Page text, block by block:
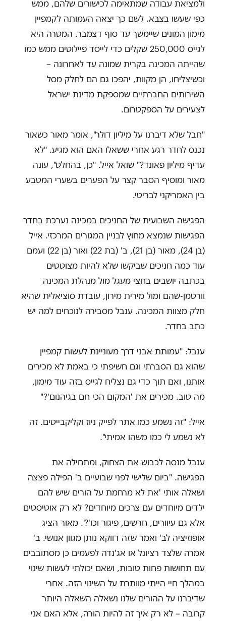
ולמציאת עבודה שמתאימה לכישורים שלהם, ממש
כפי שעשו בצבא. לשם כך יצאה העמותה לקמפיין
מימון המונים שיימשך עד סוף דצמבר. המטרה היא
לגייס 250,000 שקלים כדי לייסד פיילוטים ממש כמו
שהייתה המכינה בקרית שמונה עד לאחרונה –
וכשיצליחו, הן מקוות, יהפכו גם הם לחלק מסל
השירותים החברתיים שמספקת מדינת ישראל
לצעירים על הספקטרום.
"חבל שלא דיברנו על מיליון דולר", אומר מאור כשאור
נכנס לחדר רגע אחרי ששאלו האם הוא מגיע. "לא
עדיף מיליון פאונד?" שואל אייל. "כן, בהחלט", עונה
מאור ומוסיף הסבר קצר על הפערים בשערי המטבע
בין האמריקני לבריטי.
הפגישה השבועית של החניכים במכינה נערכת בחדר
הפגישות שנמצא מחוץ לבניין המגורים המרכזי. אייל
(בן 24), מאור (בן 21), ב' (בת 22) ואור (בן 22) ועמם
עוד כמה חניכים שביקשו שלא להיות מצוטטים
בכתבה יושבים בחצי מעגל מול מנהלת המכינה
וורטמן-שהם ומול מירית מירון, עובדת סוציאלית שהיא
חלק מצוות המכינה. ענבל מסבירה לנוכחים למה יש
כתב בחדר.
ענבל: "עמותת אבני דרך מעוניינת לעשות קמפיין
שהוא גם הסברתי וגם חשיפתי כי באמת לא מכירים
אותנו, ואם תוך כדי גם נצליח לגייס בזה עוד מימון,
מה טוב. מכירים את 'המקום הכי חם בגיהנום'?"
אייל: "זה נשמע כמו אתר לפייק ניוז וקליקבייטים. זה
לא נשמע לי כמו משהו אמיתי".
ענבל מנסה לכבוש את הצחוק, ומתחילה את
הפגישה. "ביום שלישי לפני שבועיים ב' הפילה פצצה
ושאלה אותי 'את לא מרחמת על הורים שיש להם
ילדים מיוחדים עם צרכים מיוחדים? לא רק אוטיסטים
אלא גם עיוורים, חרשים, פיגור וכו'?'. מאור הציג
אופוזיציה לב' ואמר שזה דווקא נותן מגוון אנושי. ב'
אמרה שלצד רציונל או אג'נדה לפעמים כן מסתובבים
עם תחושות פחות טובות, ושאם יכולתי לעשות שינוי
במהלך חיי הייתי מוותרת על השינוי הזה. אחרי
שדיברנו על ההורים שלנו נשאלה השאלה היותר
קרובה – לא רק איך זה להיות הורה, אלא האם אני